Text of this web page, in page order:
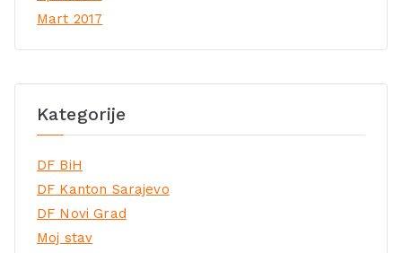
Mart 2017
Kategorije
DF BiH
DF Kanton Sarajevo
DF Novi Grad
Moj stav